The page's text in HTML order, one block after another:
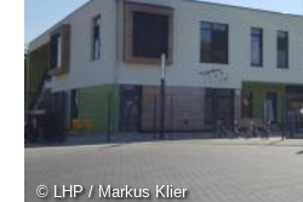
© LHP / Markus Klier